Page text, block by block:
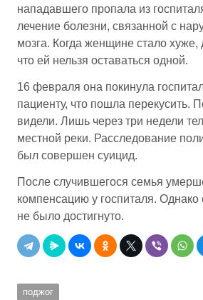
нападавшего пропала из
лечение болезни, связанной с
мозга. Когда женщине стало хуже,
что ей нельзя оставаться одной.
16 февраля она покинула
пациенту, что пошла перекусить.
видели. Лишь через три недели
местной реки. Расследование
был совершен суицид.
После случившегося семья
компенсацию у госпиталя. Однако
не было достигнуто.
поджог